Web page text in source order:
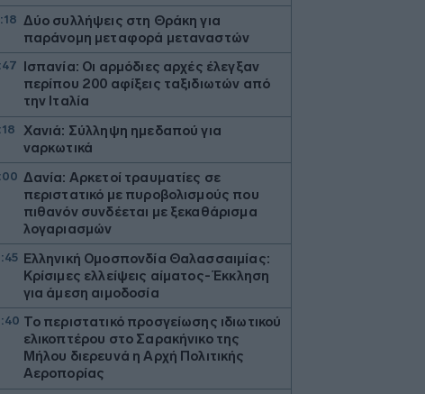
Δύο συλλήψεις στη Θράκη για
παράνομη μεταφορά μεταναστών
Ισπανία: Οι αρμόδιες αρχές έλεγξαν
περίπου 200 αφίξεις ταξιδιωτών από
την Ιταλία
Χανιά: Σύλληψη ημεδαπού για
ναρκωτικά
Δανία: Αρκετοί τραυματίες σε
περιστατικό με πυροβολισμούς που
πιθανόν συνδέεται με ξεκαθάρισμα
λογαριασμών
Ελληνική Ομοσπονδία Θαλασσαιμίας:
Κρίσιμες ελλείψεις αίματος- Έκκληση
για άμεση αιμοδοσία
Το περιστατικό προσγείωσης ιδιωτικού
ελικοπτέρου στο Σαρακήνικο της
Μήλου διερευνά η Αρχή Πολιτικής
Αεροπορίας